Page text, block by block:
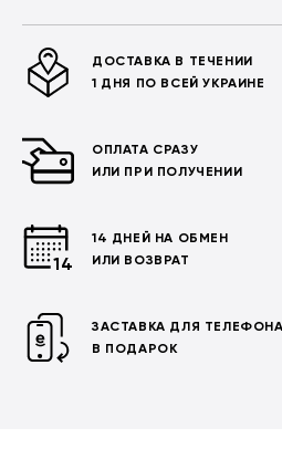
ДОСТАВКА В ТЕЧЕНИИ
1 ДНЯ ПО ВСЕЙ УКРАИНЕ
ОПЛАТА СРАЗУ
ИЛИ ПРИ ПОЛУЧЕНИИ
14 ДНЕЙ НА ОБМЕН
ИЛИ ВОЗВРАТ
ЗАСТАВКА ДЛЯ ТЕЛЕФОНА
В ПОДАРОК